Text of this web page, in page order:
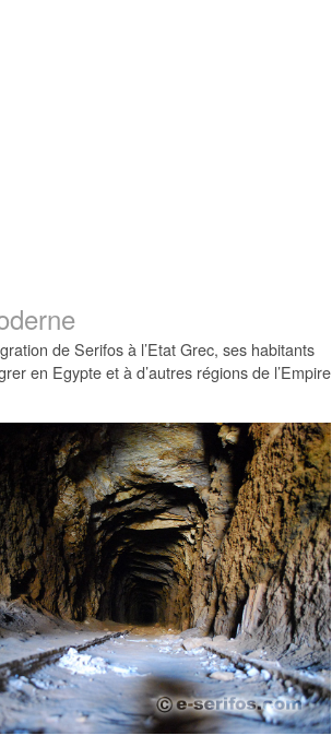
de Serifos à l’Etat Grec, ses habitants
en Egypte et à d’autres régions de l’Empire